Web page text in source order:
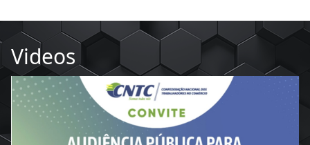
Videos